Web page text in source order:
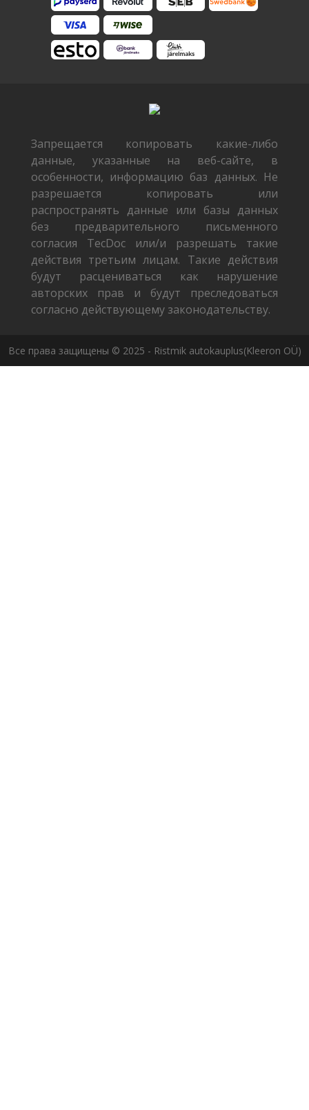
Запрещается копировать какие-либо
данные, указанные на веб-сайте, в
особенности, информацию баз данных. Не
разрешается копировать или
распространять данные или базы данных
без предварительного письменного
согласия TecDoc или/и разрешать такие
действия третьим лицам. Такие действия
будут расцениваться как нарушение
авторских прав и будут преследоваться
согласно действующему законодательству.
Все права защищены © 2025 - Ristmik autokauplus(Kleeron OÜ)